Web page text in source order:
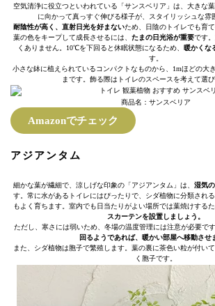
空気清浄に役立つといわれている「サンスベリア」は、大きな
に向かって真っすぐ伸びる様子が、スタイリッシュな雰
耐陰性が高く、直射日光を好まないため、日陰のトイレでも育
葉の色をキープして成長させるには、 たまの日光浴が重要です
くありません。10℃を下回ると休眠状態になるため、 暖かくな
す。
小さな鉢に植えられているコンパクトなものから、1mほどの大
まです。飾る際はトイレのスペースを考えて選び
商品名：サンスベリア
Amazonでチェック
アジアンタム
細かな葉が繊細で、涼しげな印象の「アジアンタム」は、 湿気
す。常に水があるトイレにはぴったりで、シダ植物に分類され
もよく育ちます。室内でも日当たりがよい場所では葉焼けするた
スカーテンを設置しましょう。
ただし、寒さには弱いため、冬場の温度管理には注意が必要です
回るようであれば、暖かい部屋へ移動させ
また、シダ植物は胞子で繁殖します。葉の裏に茶色い粒が付い
く胞子です。